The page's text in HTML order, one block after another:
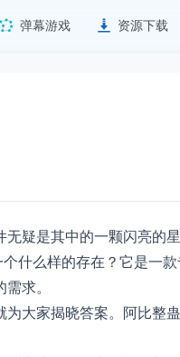
弹幕游戏 资源下载
疑是其中的一颗闪亮的
什么样的存在？它是一
求。
大家揭晓答案。阿比整